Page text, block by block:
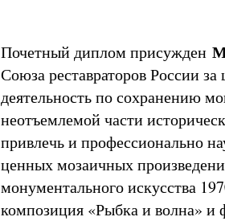
Почетный диплом присужден
Союза реставраторов России
деятельность по сохранению
неотъемлемой части
привлечь и профессионально
ценных мозаичных
монументального искусства
композиция «Рыбка и волна»